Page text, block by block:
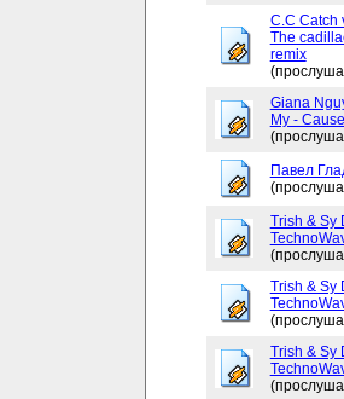
C.C Catch
The
remix
Giana
My -
Павел
Trish & Sy
Trish & Sy
Trish & Sy